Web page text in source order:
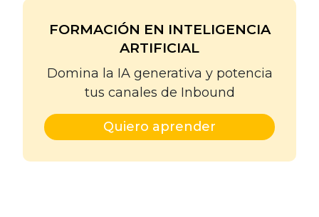
FORMACIÓN EN INTELIGENCIA
ARTIFICIAL
Domina la IA generativa y potencia
tus canales de Inbound
Quiero aprender